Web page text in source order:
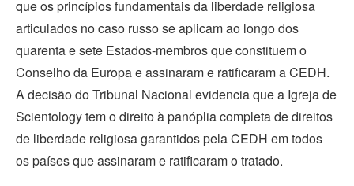
que os princípios fundamentais da liberdade religiosa
articulados no caso russo se aplicam ao longo dos
quarenta e sete Estados‑membros que constituem o
Conselho da Europa e assinaram e ratificaram a CEDH.
A decisão do Tribunal Nacional evidencia que a Igreja de
Scientology tem o direito à panóplia completa de direitos
de liberdade religiosa garantidos pela CEDH em todos
os países que assinaram e ratificaram o tratado.